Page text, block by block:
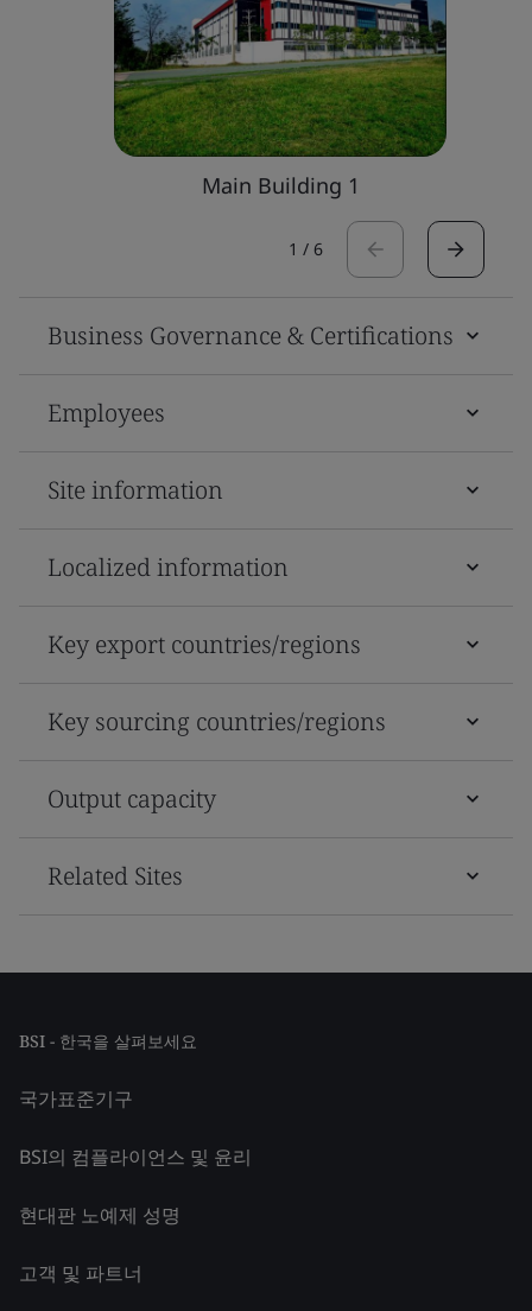
Main Building 1
1 / 6
Business Governance & Certifications
Employees
Site information
Localized information
Key export countries/regions
Key sourcing countries/regions
Output capacity
Related Sites
BSI - 한국을 살펴보세요
국가표준기구
BSI의 컴플라이언스 및 윤리
현대판 노예제 성명
고객 및 파트너